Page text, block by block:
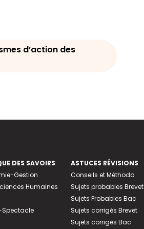
d’action des
DES SAVOIRS
Gestion
Humaines
ASTUCES RÉVISIONS
Conseils et Méthodo
Sujets probables Brevet
Sujets Probables Bac
Sujets corrigés Brevet
Sujets corrigés Bac